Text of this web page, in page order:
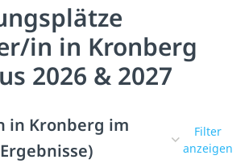
in in Kronberg
2026 & 2027
in Kronberg im
Filter
anzeigen